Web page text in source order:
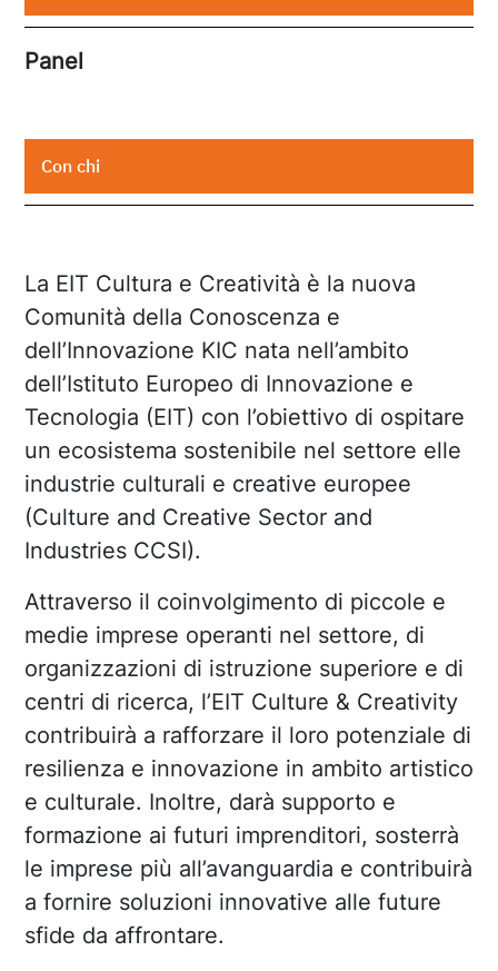
Panel
Con chi
La EIT Cultura e Creatività è la nuova
Comunità della Conoscenza e
dell’Innovazione KIC nata nell’ambito
dell’Istituto Europeo di Innovazione e
Tecnologia (EIT) con l’obiettivo di ospitare
un ecosistema sostenibile nel settore elle
industrie culturali e creative europee
(Culture and Creative Sector and
Industries CCSI).
Attraverso il coinvolgimento di piccole e
medie imprese operanti nel settore, di
organizzazioni di istruzione superiore e di
centri di ricerca, l’EIT Culture & Creativity
contribuirà a rafforzare il loro potenziale di
resilienza e innovazione in ambito artistico
e culturale. Inoltre, darà supporto e
formazione ai futuri imprenditori, sosterrà
le imprese più all’avanguardia e contribuirà
a fornire soluzioni innovative alle future
sfide da affrontare.